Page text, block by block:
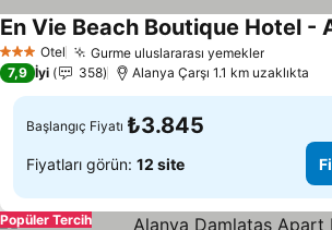
3 YıldızOtel Gurme uluslararası yemeklerFiyatları
En Vie Beach Boutique Hotel -
7,9 İyi 358 Alanya Çarşı 1.1 km uzaklıkta
Başlangıç Fiyatı ₺3.845
Fiyatları görün: 12 site
Popüler Tercih